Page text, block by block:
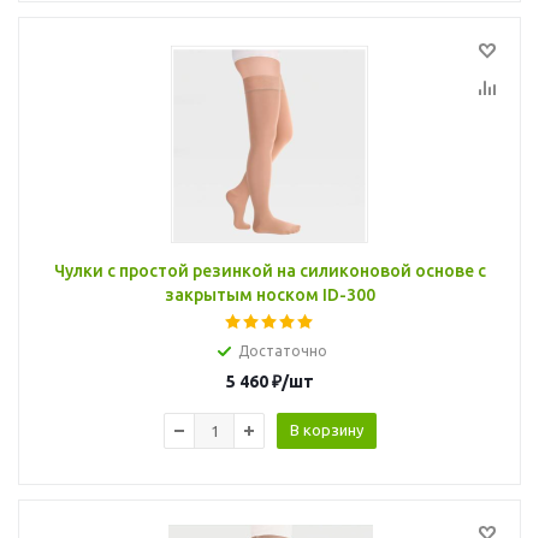
Чулки с простой резинкой на силиконовой основе с
закрытым носком ID-300
Достаточно
5 460₽/шт
В корзину